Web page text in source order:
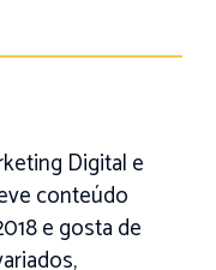
Digital e
conteúdo
e gosta de